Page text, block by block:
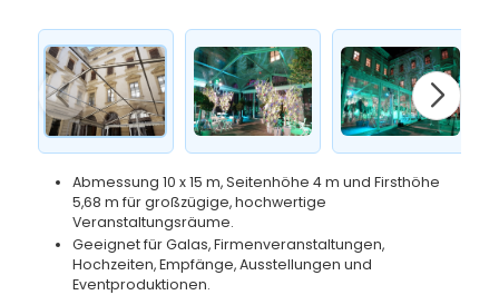
Abmessung 10 x 15 m, Seitenhöhe 4 m und Firsthöhe
5,68 m für großzügige, hochwertige
Veranstaltungsräume.
Geeignet für Galas, Firmenveranstaltungen,
Hochzeiten, Empfänge, Ausstellungen und
Eventproduktionen.